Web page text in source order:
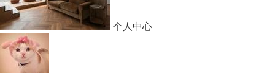
个人中心